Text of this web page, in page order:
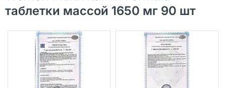
таблетки массой 1650 мг 90 шт